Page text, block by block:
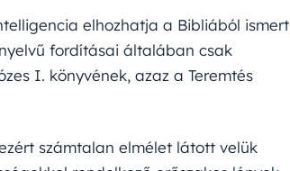
elhozhatja a Bibliából ismert
fordításai általában csak
I. könyvének, azaz a Teremtés
számtalan elmélet látott velük